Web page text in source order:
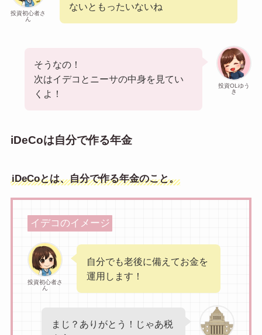
投資初心者さ
ん
ないともったいないね
投資OLゆう
き
そうなの！
次はイデコとニーサの中身を見てい
くよ！
iDeCoは自分で作る年金
iDeCoとは、自分で作る年金のこと。
イデコのイメージ
投資初心者さ
ん
自分でも老後に備えてお金を
運用します！
まじ？ありがとう！じゃあ税